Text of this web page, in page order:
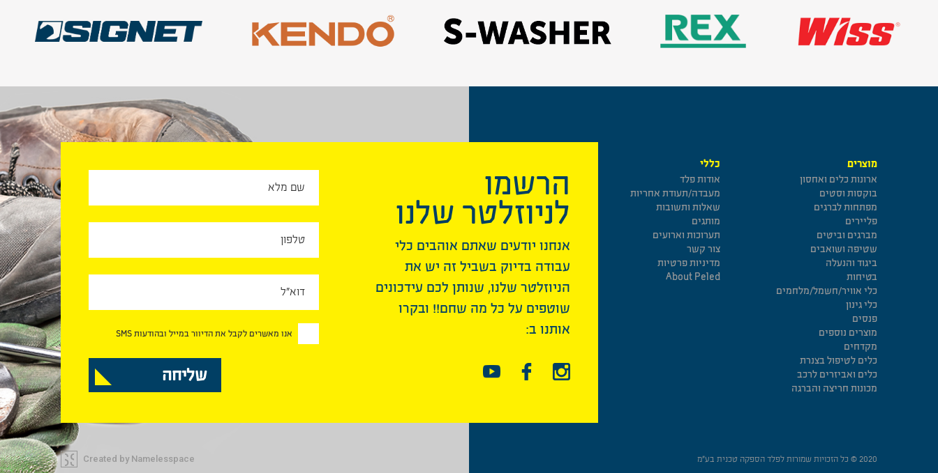
מוצרים
ארונות כלים ואחסון
בוקסות וסטים
מפתחות לברגים
פליירים
מברגים וביטים
שטיפה ושואבים
ביגוד והנעלה
בטיחות
כלי אוויר/חשמל/מלחמים
כלי גינון
פנסים
מוצרים נוספים
מקדחים
כלים לטיפול בצנרת
כלים ואביזרים לרכב
מכונות חריצה והברגה
כללי
אודות פלד
מעבדה/תעודת אחריות
שאלות ותשובות
מותגים
תערוכות וארועים
צור קשר
מדיניות פרטיות
About Peled
הרשמו
לניוזלטר שלנו
אנחנו יודעים שאתם אוהבים כלי
עבודה בדיוק בשביל זה יש את
הניוזלטר שלנו, שנותן לכם עידכונים
שוטפים על כל מה שחם!! ובקרו
אותנו ב:
אנו מאשרים לקבל את הדיוור במייל ובהודעות SMS
2020 © כל הזכויות שמורות לפלד הספקה טכנית בע”מ Created by Namelesspace